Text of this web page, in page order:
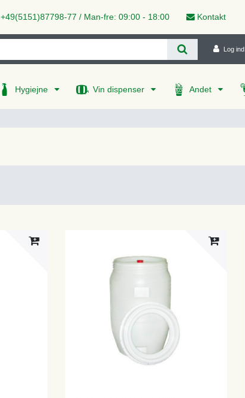
+49(5151)87798-77 / Man-fre: 09:00 - 18:00 Kontakt
Log ind
Hygiejne Vin dispenser Andet